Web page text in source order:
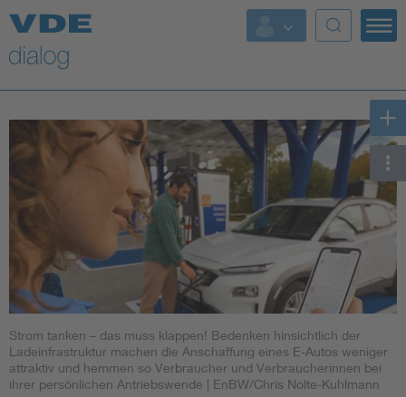
Strom tanken – das muss klappen! Bedenken hinsichtlich der
Ladeinfrastruktur machen die Anschaffung eines E-Autos weniger
attraktiv und hemmen so Verbraucher und Verbraucherinnen bei
ihrer persönlichen Antriebswende | EnBW/Chris Nolte-Kuhlmann